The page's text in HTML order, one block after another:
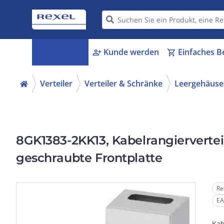
person_add Kunde werden shopping_cart Einfaches
Verteiler Verteiler & Schränke Leergehäuse
8GK1383-2KK13,
geschraubte Frontplatte